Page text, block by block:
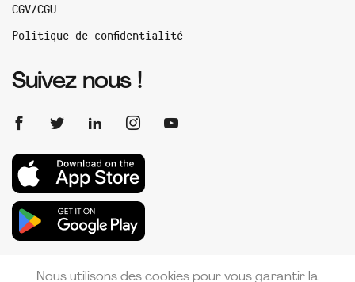
CGV/CGU
Politique de confidentialité
Suivez nous !
Nous utilisons des cookies pour vous garantir la